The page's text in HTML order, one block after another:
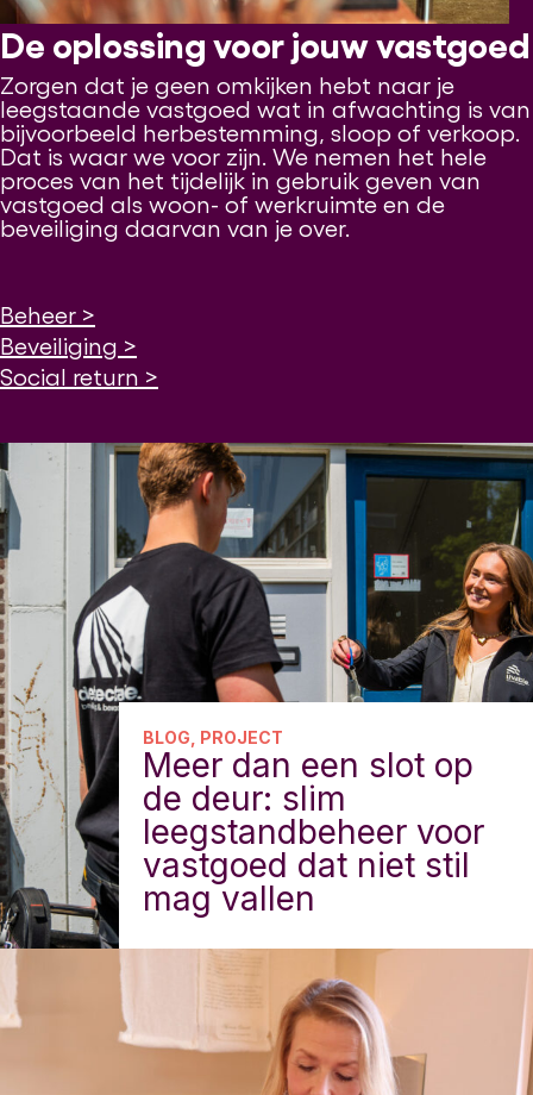
De oplossing voor jouw vastgoed
Zorgen dat je geen omkijken hebt naar je
leegstaande vastgoed wat in afwachting is van
bijvoorbeeld herbestemming, sloop of verkoop.
Dat is waar we voor zijn. We nemen het hele
proces van het tijdelijk in gebruik geven van
vastgoed als woon- of werkruimte en de
beveiliging daarvan van je over.
Beheer >
Beveiliging >
Social return >
BLOG, PROJECT
Meer dan een slot op
de deur: slim
leegstandbeheer voor
vastgoed dat niet stil
mag vallen